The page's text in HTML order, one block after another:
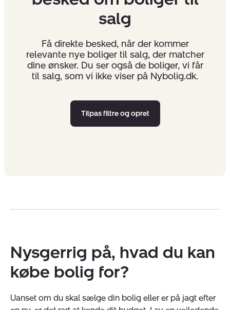
salg
Få direkte besked, når der kommer
relevante nye boliger til salg, der matcher
dine ønsker. Du ser også de boliger, vi får
til salg, som vi ikke viser på Nybolig.dk.
Tilpas filtre og opret
Nysgerrig på, hvad du kan
købe bolig for?
Uanset om du skal sælge din bolig eller er på jagt efter